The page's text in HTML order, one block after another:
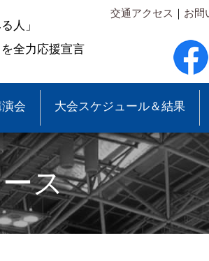
人」
全力応援宣言
交通アクセス ｜ お問
会 大会スケジュール＆結果
ス